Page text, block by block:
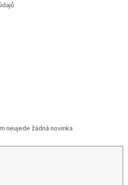
neujede žádná novinka